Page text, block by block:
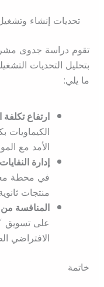
تحديات إنشاء
تقوم دراسة جدوى
بتحليل التحديات
ما يلي:
ارتفاع تكلفة
الأمد مع
إدارة
في محطة
منتجات
المنافسة من
على تسويق
الافتراضي
خاتمة